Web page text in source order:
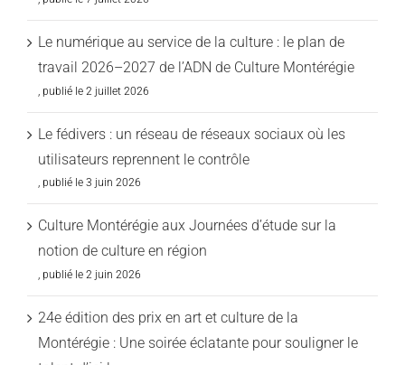
Le numérique au service de la culture : le plan de
travail 2026–2027 de l’ADN de Culture Montérégie
2 juillet 2026
Le fédivers : un réseau de réseaux sociaux où les
utilisateurs reprennent le contrôle
3 juin 2026
Culture Montérégie aux Journées d’étude sur la
notion de culture en région
2 juin 2026
24e édition des prix en art et culture de la
Montérégie : Une soirée éclatante pour souligner le